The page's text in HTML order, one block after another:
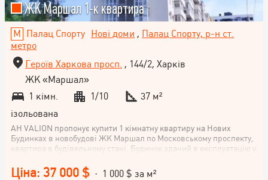
ЖК Маршал 1-к квартира
Палац Спорту Нові доми , Палац Спорту, р-н ст.
метро
Героїв Харкова просп. , 144/2, Харків
ЖК «Маршал»
1 кімн.
1/10
37 м²
ізольована
АН VALION пропонує купити 1 кімнатну квартиру на Нових
Будинках в новобудові ЖК Маршал по Московському проспекту,
квартира в будівельному стані. Будинок зданий в експлуатацію у
Ціна: 37 000 $ · 1 000 $ за м²